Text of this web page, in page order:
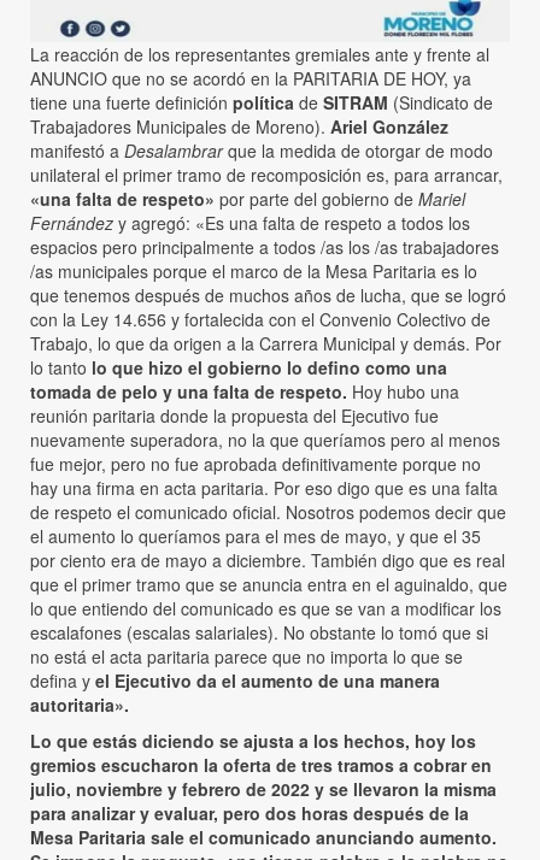
La reacción de los representantes gremiales ante y frente al
ANUNCIO que no se acordó en la PARITARIA DE HOY, ya
tiene una fuerte definición política de SITRAM (Sindicato de
Trabajadores Municipales de Moreno). Ariel González
manifestó a Desalambrarque la medida de otorgar de modo
unilateral el primer tramo de recomposición es, para arrancar,
«una falta de respeto» por parte del gobierno de Mariel
Fernández y agregó: «Es una falta de respeto a todos los
espacios pero principalmente a todos /as los /as trabajadores
/as municipales porque el marco de la Mesa Paritaria es lo
que tenemos después de muchos años de lucha, que se logró
con la Ley 14.656 y fortalecida con el Convenio Colectivo de
Trabajo, lo que da origen a la Carrera Municipal y demás. Por
lo tanto lo que hizo el gobierno lo defino como una
tomada de pelo y una falta de respeto. Hoy hubo una
reunión paritaria donde la propuesta del Ejecutivo fue
nuevamente superadora, no la que queríamos pero al menos
fue mejor, pero no fue aprobada definitivamente porque no
hay una firma en acta paritaria. Por eso digo que es una falta
de respeto el comunicado oficial. Nosotros podemos decir que
el aumento lo queríamos para el mes de mayo, y que el 35
por ciento era de mayo a diciembre. También digo que es real
que el primer tramo que se anuncia entra en el aguinaldo, que
lo que entiendo del comunicado es que se van a modificar los
escalafones (escalas salariales). No obstante lo tomó que si
no está el acta paritaria parece que no importa lo que se
defina y el Ejecutivo da el aumento de una manera
autoritaria».
Lo que estás diciendo se ajusta a los hechos, hoy los
gremios escucharon la oferta de tres tramos a cobrar en
julio, noviembre y febrero de 2022 y se llevaron la misma
para analizar y evaluar, pero dos horas después de la
Mesa Paritaria sale el comunicado anunciando aumento.